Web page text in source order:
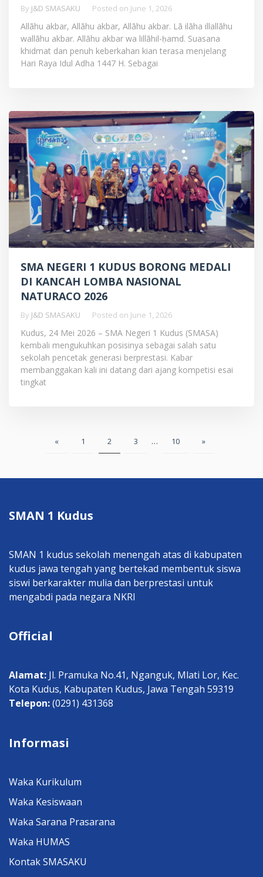
By J&D SMASAKU Posted on June 1, 2026
Allāhu akbar, Allāhu akbar, Allāhu akbar. Lā ilāha illallāhu
wallāhu akbar. Allāhu akbar wa lillāhil-ḥamd. Suasana
khidmat dan penuh keberkahan kian terasa menjelang
Hari Raya Idul Adha 1447 H. Sebagai
SMA NEGERI 1 KUDUS BORONG MEDALI
DI KANCAH LOMBA NASIONAL
NATURACO 2026
By J&D SMASAKU Posted on June 1, 2026
Kudus, 24 Mei 2026 – SMA Negeri 1 Kudus (SMASA)
kembali mengukuhkan posisinya sebagai salah satu
sekolah pencetak generasi berprestasi. Kabar
membanggakan kali ini datang dari ajang kompetisi esai
tingkat
« 1 2 3 … 10 »
SMAN 1 Kudus
SMAN 1 kudus sekolah menengah atas di kabupaten
kudus jawa tengah yang bertekad membentuk siswa
siswi berkarakter mulia dan berprestasi untuk
mengabdi pada negara NKRI
Official
Alamat: Jl. Pramuka No.41, Nganguk, Mlati Lor, Kec.
Kota Kudus, Kabupaten Kudus, Jawa Tengah 59319
Telepon:(0291) 431368
Informasi
Waka Kurikulum
Waka Kesiswaan
Waka Sarana Prasarana
Waka HUMAS
Kontak SMASAKU